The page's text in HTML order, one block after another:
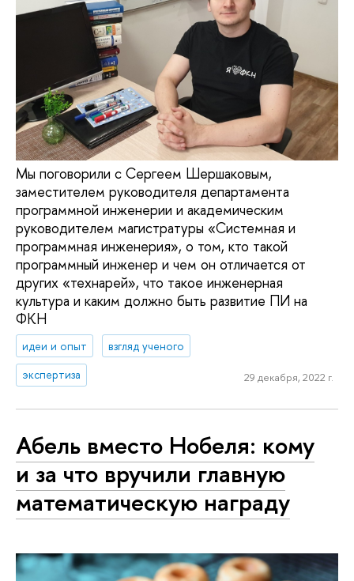
Мы поговорили с Сергеем Шершаковым,
заместителем руководителя департамента
программной инженерии и академическим
руководителем магистратуры «Системная и
программная инженерия», о том, кто такой
программный инженер и чем он отличается от
других «технарей», что такое инженерная
культура и каким должно быть развитие ПИ на
ФКН
идеи и опыт
взгляд ученого
экспертиза
29 декабря, 2022 г.
Абель вместо Нобеля: кому
и за что вручили главную
математическую награду